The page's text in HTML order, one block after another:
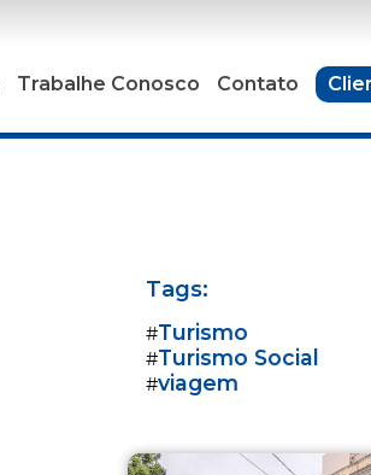
Trabalhe Conosco Contato
Tags:
#Turismo
#Turismo Social
#viagem